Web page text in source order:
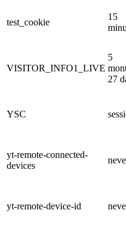
test_cookie
15
VISITOR_INFO1_LIVE
5
27
YSC
yt-remote-connected-
devices
yt-remote-device-id